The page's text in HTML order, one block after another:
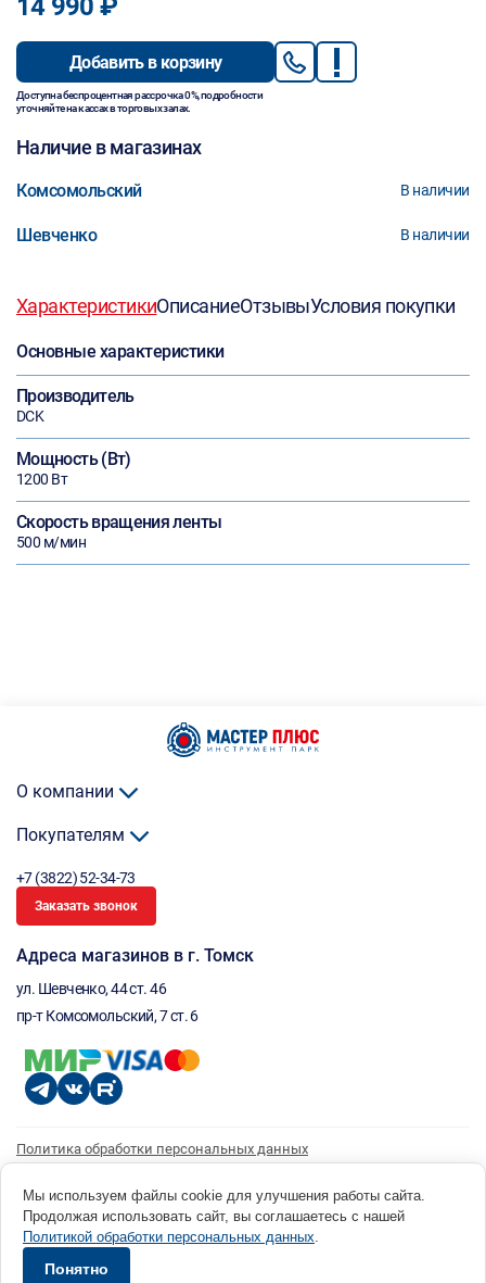
14 990 ₽
Добавить в корзину
Доступна беспроцентная рассрочка 0%, подробности
уточняйте на кассах в торговых залах.
Наличие в магазинах
Комсомольский В наличии
Шевченко В наличии
ХарактеристикиОписаниеОтзывыУсловия покупки
Основные характеристики
Производитель
DCK
Мощность (Вт)
1200 Вт
Скорость вращения ленты
500 м/мин
О компании
Покупателям
+7 (3822) 52-34-73
Заказать звонок
Адреса магазинов в г. Томск
ул. Шевченко, 44 ст. 46
пр-т Комсомольский, 7 ст. 6
Политика обработки персональных данных
Согласие на получение рассылки
© 1996 - 2026 инструмент парк «Мастер Плюс» Россия, г. Томск, ул. Шевченко, 44 ст. 46, (3822) 52-34-
73 okp@masterplus.tomsk.ru ИП Брусницын Д.Н. ИНН 701700002741
Мы используем файлы cookie для улучшения работы сайта.
Продолжая использовать сайт, вы соглашаетесь с нашей
Политикой обработки персональных данных.
Понятно